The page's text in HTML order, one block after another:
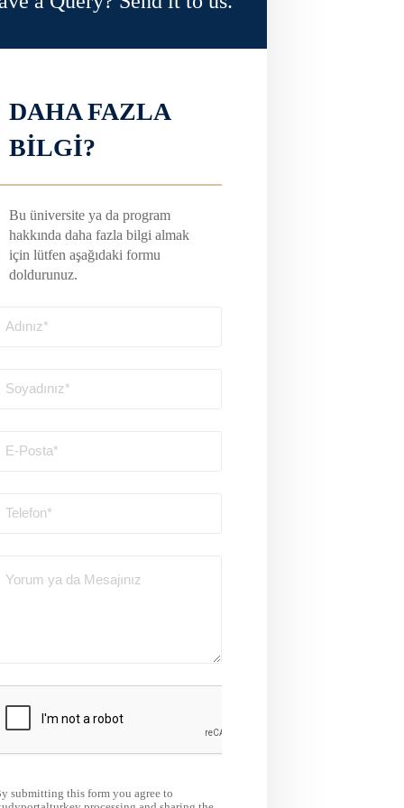
DAHA FAZLA
BİLGİ?
Bu üniversite ya da program
hakkında daha fazla bilgi almak
için lütfen aşağıdaki formu
doldurunuz.
submitting this form you agree to